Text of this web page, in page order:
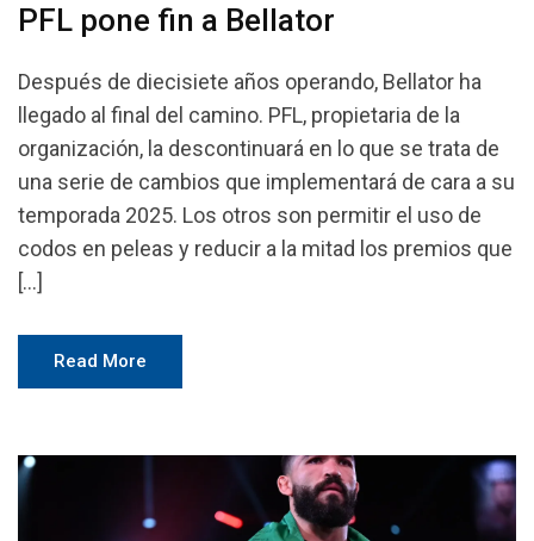
PFL pone fin a Bellator
Después de diecisiete años operando, Bellator ha
llegado al final del camino. PFL, propietaria de la
organización, la descontinuará en lo que se trata de
una serie de cambios que implementará de cara a su
temporada 2025. Los otros son permitir el uso de
codos en peleas y reducir a la mitad los premios que
[…]
Read More